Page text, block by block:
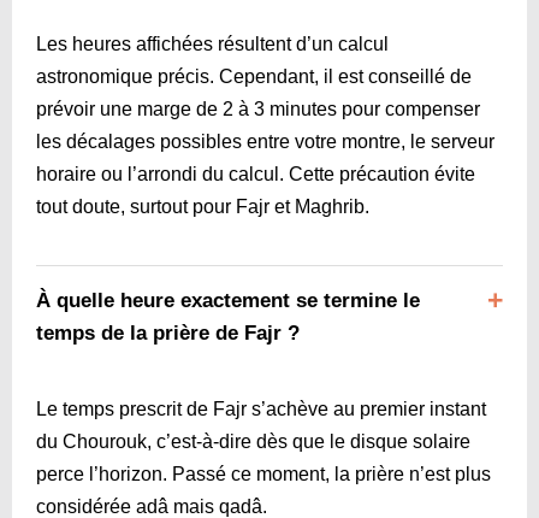
Les heures affichées résultent d’un calcul
astronomique précis. Cependant, il est conseillé de
prévoir une marge de 2 à 3 minutes pour compenser
les décalages possibles entre votre montre, le serveur
horaire ou l’arrondi du calcul. Cette précaution évite
tout doute, surtout pour Fajr et Maghrib.
À quelle heure exactement se termine le
temps de la prière de Fajr ?
Le temps prescrit de Fajr s’achève au premier instant
du Chourouk, c’est-à-dire dès que le disque solaire
perce l’horizon. Passé ce moment, la prière n’est plus
considérée adâ mais qadâ.